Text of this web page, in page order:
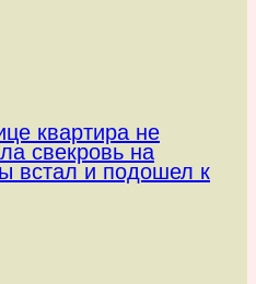
квартира не
свекровь на
встал и подошел к